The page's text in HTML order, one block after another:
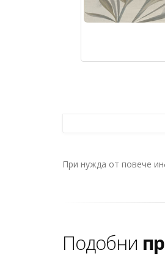
При нужда от повече
Подобни